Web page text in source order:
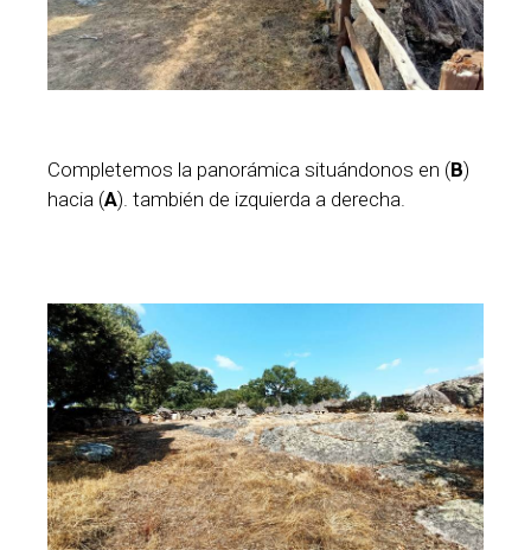
Completemos la panorámica situándonos en (B)
hacia (A). también de izquierda a derecha.